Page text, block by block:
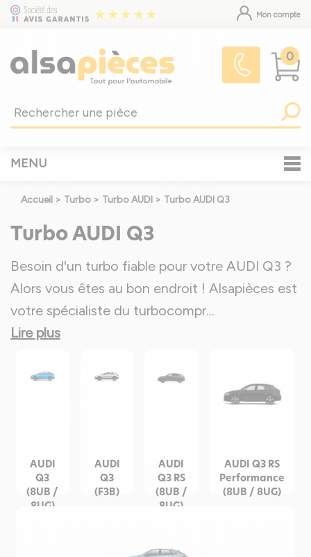
Mon compte
0
MENU
Accueil > Turbo > Turbo AUDI > Turbo AUDI Q3
Turbo AUDI Q3
Besoin d'un turbo fiable pour votre AUDI Q3 ?
Alors vous êtes au bon endroit ! Alsapièces est
votre spécialiste du turbocompr...
Lire plus
AUDI
Q3
(8UB /
8UG)
AUDI
Q3
(F3B)
AUDI
Q3 RS
(8UB /
8UG)
AUDI Q3 RS
Performance
(8UB / 8UG)